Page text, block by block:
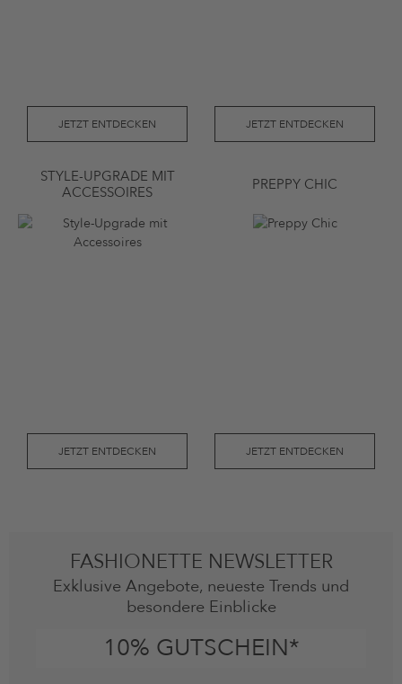
JETZT ENTDECKEN JETZT ENTDECKEN
STYLE-UPGRADE MIT
ACCESSOIRES
JETZT ENTDECKEN
PREPPY CHIC
JETZT ENTDECKEN
FASHIONETTE NEWSLETTER
Exklusive Angebote, neueste Trends und
besondere Einblicke
10% GUTSCHEIN*